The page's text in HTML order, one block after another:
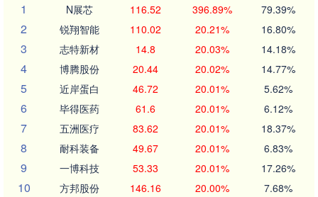
1
N展芯 116.52 396.89% 79.39%
2 锐翔智能 110.02 20.21% 16.80%
3 志特新材 14.8 20.03% 14.18%
4 博腾股份 20.44 20.02% 14.77%
5 近岸蛋白 46.72 20.01% 5.62%
6 毕得医药 61.6 20.01% 6.12%
7 五洲医疗 83.62 20.01% 18.37%
8 耐科装备 49.67 20.01% 6.83%
9 一博科技 53.33 20.01% 17.26%
10 方邦股份 146.16 20.00% 7.68%